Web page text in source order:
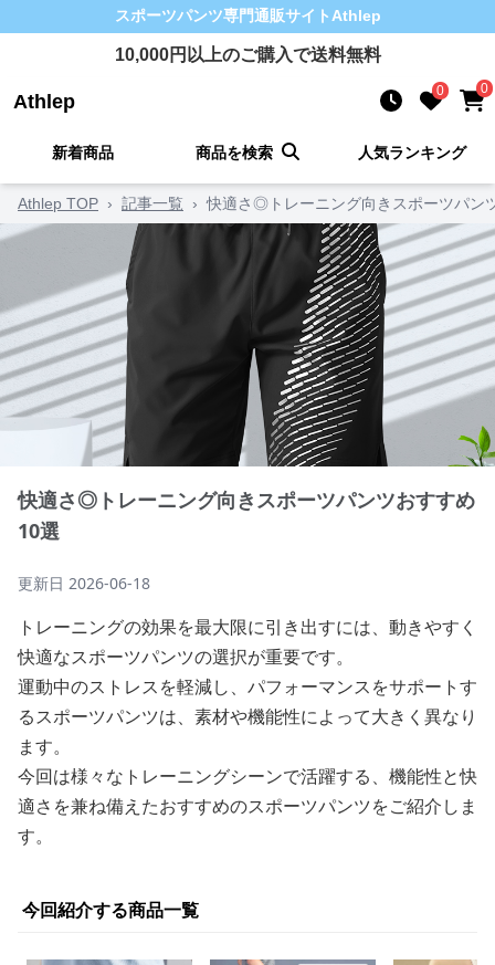
スポーツパンツ専門通販サイト Athlep
10,000円以上のご購入で送料無料
Athlep 0 0
新着商品 商品を検索 人気ランキング
Athlep TOP › 記事一覧 › 快適さ◎トレーニング向きスポーツパン
快適さ◎トレーニング向きスポーツパンツおすすめ
10選
更新日 2026-06-18
トレーニングの効果を最大限に引き出すには、動きやすく
快適なスポーツパンツの選択が重要です。
運動中のストレスを軽減し、パフォーマンスをサポートす
るスポーツパンツは、素材や機能性によって大きく異なり
ます。
今回は様々なトレーニングシーンで活躍する、機能性と快
適さを兼ね備えたおすすめのスポーツパンツをご紹介しま
す。
今回紹介する商品一覧